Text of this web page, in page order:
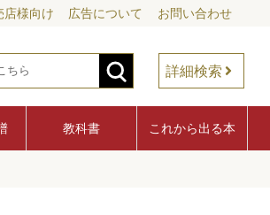
店様向け 広告について お問い合わせ
詳細検索
教科書 これから出る本